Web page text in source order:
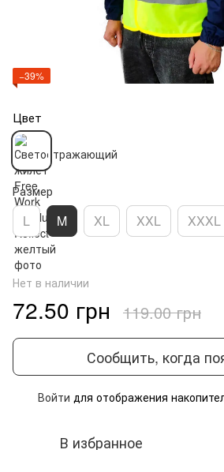
−39%
Цвет
Размер
L M XL XXL XXXL
Нет в наличии
72.50 грн 119.00 грн
Сообщить, когда
Войти для отображения
В избранное